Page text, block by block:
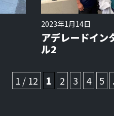
2023年1月14日
アデレードイン
ル2
1 / 12 1 2 3 4 5